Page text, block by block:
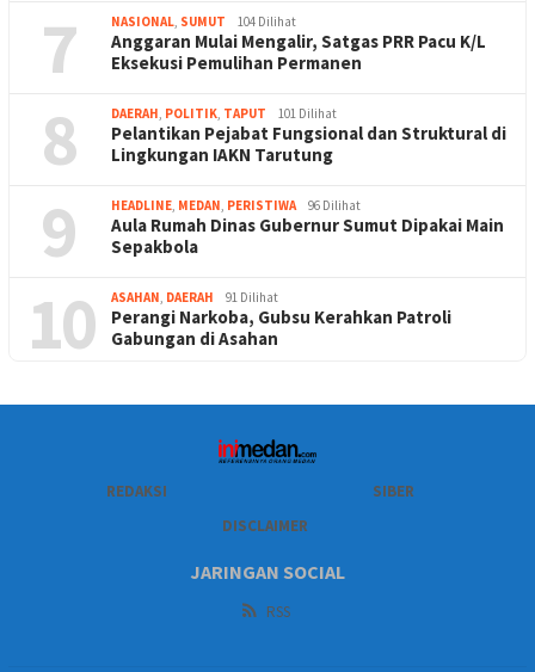
7 NASIONAL, SUMUT 104 Dilihat
Anggaran Mulai Mengalir, Satgas PRR Pacu K/L
Eksekusi Pemulihan Permanen
8 DAERAH, POLITIK, TAPUT 101 Dilihat
Pelantikan Pejabat Fungsional dan Struktural di
Lingkungan IAKN Tarutung
9 HEADLINE, MEDAN, PERISTIWA 96 Dilihat
Aula Rumah Dinas Gubernur Sumut Dipakai Main
Sepakbola
10 ASAHAN, DAERAH 91 Dilihat
Perangi Narkoba, Gubsu Kerahkan Patroli
Gabungan di Asahan
REDAKSI
SIBER
DISCLAIMER
JARINGAN SOCIAL
RSS